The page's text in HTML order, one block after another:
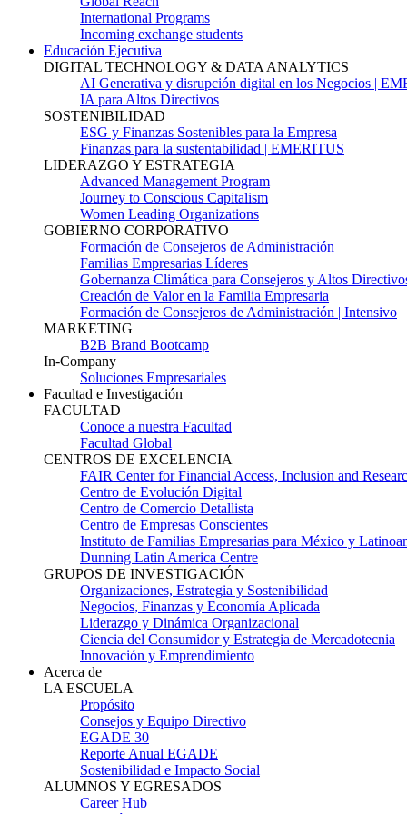
International Programs
Incoming exchange students
Educación Ejecutiva
DIGITAL TECHNOLOGY & DATA ANALYTICS
AI Generativa y disrupción digital en los Negocios |
IA para Altos Directivos
SOSTENIBILIDAD
ESG y Finanzas Sostenibles para la Empresa
Finanzas para la sustentabilidad | EMERITUS
LIDERAZGO Y ESTRATEGIA
Advanced Management Program
Journey to Conscious Capitalism
Women Leading Organizations
GOBIERNO CORPORATIVO
Formación de Consejeros de Administración
Familias Empresarias Líderes
Gobernanza Climática para Consejeros y Altos
Creación de Valor en la Familia Empresaria
Formación de Consejeros de Administración | Intensivo
MARKETING
B2B Brand Bootcamp
In-Company
Soluciones Empresariales
Facultad e Investigación
FACULTAD
Conoce a nuestra Facultad
Facultad Global
CENTROS DE EXCELENCIA
FAIR Center for Financial Access, Inclusion and
Centro de Evolución Digital
Centro de Comercio Detallista
Centro de Empresas Conscientes
Instituto de Familias Empresarias para México y
Dunning Latin America Centre
GRUPOS DE INVESTIGACIÓN
Organizaciones, Estrategia y Sostenibilidad
Negocios, Finanzas y Economía Aplicada
Liderazgo y Dinámica Organizacional
Ciencia del Consumidor y Estrategia de Mercadotecnia
Innovación y Emprendimiento
Acerca de
LA ESCUELA
Propósito
Consejos y Equipo Directivo
EGADE 30
Reporte Anual EGADE
Sostenibilidad e Impacto Social
ALUMNOS Y EGRESADOS
Career Hub